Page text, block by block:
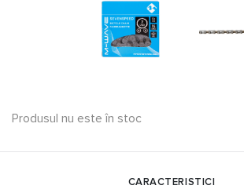
Produsul nu este în stoc
CARACTERISTICI